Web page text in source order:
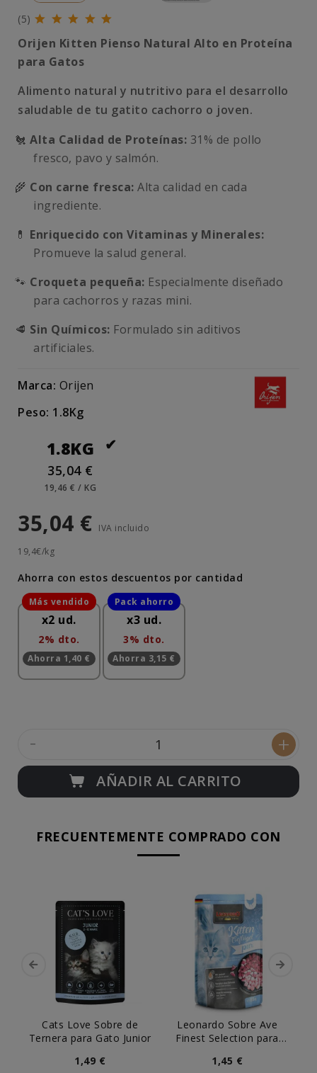
(5)
Orijen Kitten Pienso Natural Alto en Proteína
para Gatos
Alimento natural y nutritivo para el desarrollo
saludable de tu gatito cachorro o joven.
🐔 Alta Calidad de Proteínas: 31% de pollo
fresco, pavo y salmón.
🌾 Con carne fresca: Alta calidad en cada
ingrediente.
💊 Enriquecido con Vitaminas y Minerales:
Promueve la salud general.
🐾 Croqueta pequeña: Especialmente diseñado
para cachorros y razas mini.
🥩 Sin Químicos: Formulado sin aditivos
artificiales.
Marca: Orijen
Peso: 1.8Kg
1.8KG
35,04 €
19,46 € / KG
35,04 € IVA incluido
19,4€/kg
Ahorra con estos descuentos por cantidad
x2 ud.
2% dto.
Ahorra 1,40 €
x3 ud.
3% dto.
Ahorra 3,15 €
- +
AÑADIR AL CARRITO
FRECUENTEMENTE COMPRADO CON
Cats Love Sobre de
Ternera para Gato Junior
1,49 €
Leonardo Sobre Ave
Finest Selection para
1,45 €